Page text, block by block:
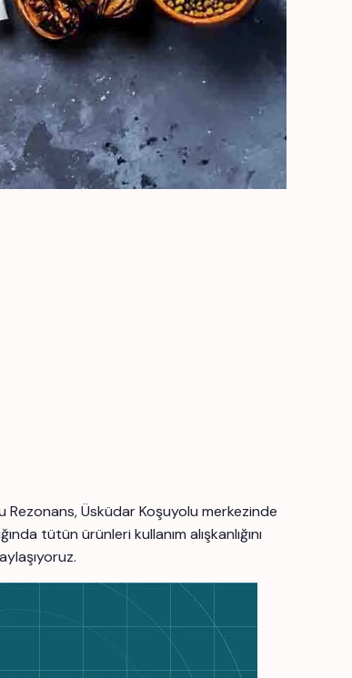
Üsküdar Koşuyolu merkezinde
tütün ürünleri kullanım alışkanlığını